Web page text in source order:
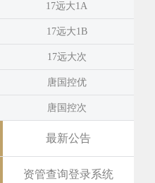
17远大1A
17远大1B
17远大次
唐国控优
唐国控次
最新公告
资管查询登录系统